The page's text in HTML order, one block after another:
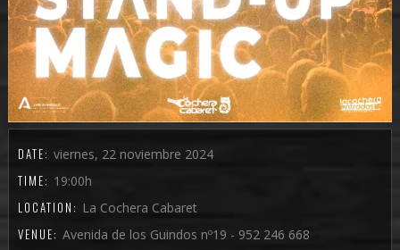
DATE: viernes, 22 noviembre 2024
TIME: 19:00h
LOCATION: La Cochera Cabaret
VENUE: Avenida de los Guindos nº19 - 952 246 668